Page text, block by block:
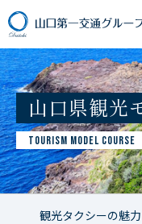
山口県観光
TOURISM MODEL COURSE
観光タクシーの魅力